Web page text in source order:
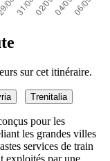
sur cet itinéraire.
Trenitalia
pour les
les grandes villes
services de train
exploités par une